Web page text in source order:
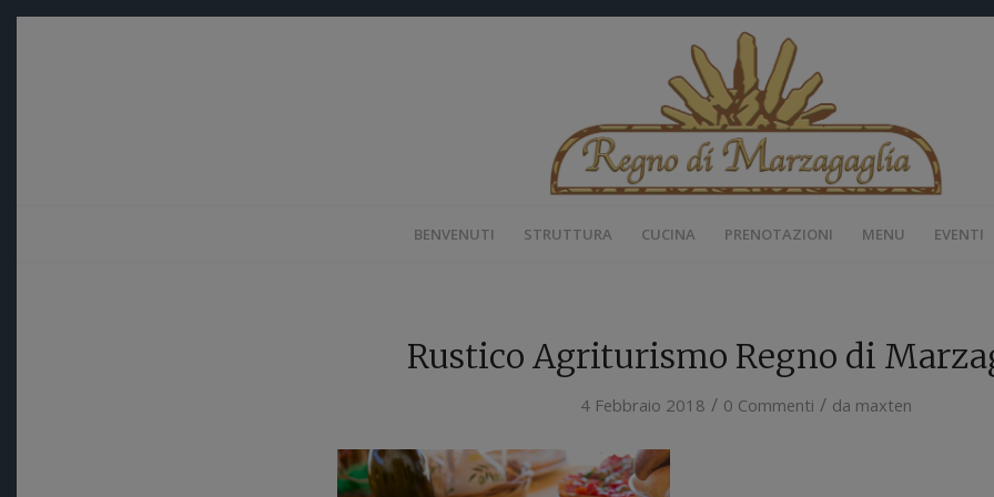
BENVENUTI STRUTTURA CUCINA PRENOTAZIONI MENU EVENTI
Rustico Agriturismo Regno di
4 Febbraio 2018 / 0 Commenti / da maxten